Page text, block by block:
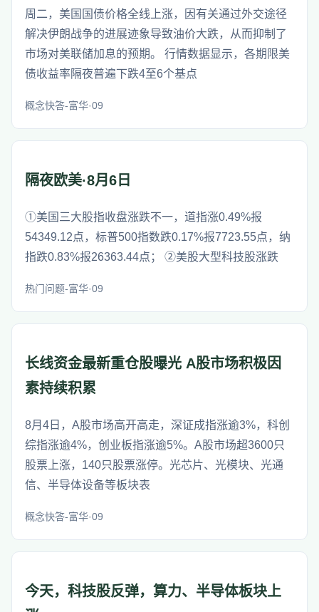
周二，美国国债价格全线上涨，因有关通过外交途径
解决伊朗战争的进展迹象导致油价大跌，从而抑制了
市场对美联储加息的预期。 行情数据显示，各期限美
债收益率隔夜普遍下跌4至6个基点
概念快答-富华·09
隔夜欧美·8月6日
①美国三大股指收盘涨跌不一，道指涨0.49%报
54349.12点，标普500指数跌0.17%报7723.55点，纳
指跌0.83%报26363.44点； ②美股大型科技股涨跌
热门问题-富华·09
长线资金最新重仓股曝光 A股市场积极因
素持续积累
8月4日，A股市场高开高走，深证成指涨逾3%，科创
综指涨逾4%，创业板指涨逾5%。A股市场超3600只
股票上涨，140只股票涨停。光芯片、光模块、光通
信、半导体设备等板块表
概念快答-富华·09
今天，科技股反弹，算力、半导体板块上